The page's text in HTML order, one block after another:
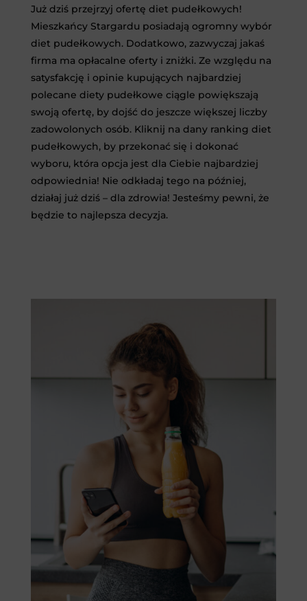
Już dziś przejrzyj ofertę diet pudełkowych!
Mieszkańcy Stargardu posiadają ogromny wybór
diet pudełkowych. Dodatkowo, zazwyczaj jakaś
firma ma opłacalne oferty i zniżki. Ze względu na
satysfakcję i opinie kupujących najbardziej
polecane diety pudełkowe ciągle powiększają
swoją ofertę, by dojść do jeszcze większej liczby
zadowolonych osób. Kliknij na dany ranking diet
pudełkowych, by przekonać się i dokonać
wyboru, która opcja jest dla Ciebie najbardziej
odpowiednia! Nie odkładaj tego na później,
działaj już dziś – dla zdrowia! Jesteśmy pewni, że
będzie to najlepsza decyzja.